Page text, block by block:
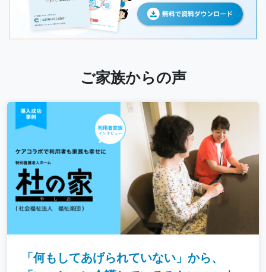
ご家族からの声
「何もしてあげられていない」から、